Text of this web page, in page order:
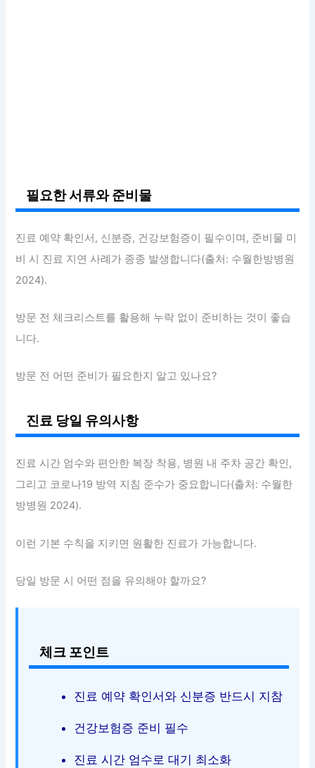
필요한 서류와 준비물
진료 예약 확인서, 신분증, 건강보험증이 필수이며, 준비물 미
비 시 진료 지연 사례가 종종 발생합니다(출처: 수월한방병원
2024).
방문 전 체크리스트를 활용해 누락 없이 준비하는 것이 좋습
니다.
방문 전 어떤 준비가 필요한지 알고 있나요?
진료 당일 유의사항
진료 시간 엄수와 편안한 복장 착용, 병원 내 주차 공간 확인,
그리고 코로나19 방역 지침 준수가 중요합니다(출처: 수월한
방병원 2024).
이런 기본 수칙을 지키면 원활한 진료가 가능합니다.
당일 방문 시 어떤 점을 유의해야 할까요?
체크 포인트
진료 예약 확인서와 신분증 반드시 지참
건강보험증 준비 필수
진료 시간 엄수로 대기 최소화